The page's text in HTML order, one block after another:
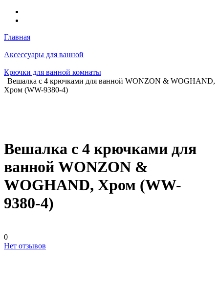
Главная
Аксессуары для ванной
Крючки для ванной комнаты
Вешалка с 4 крючками для ванной WONZON & WOGHAND,
Хром (WW-9380-4)
Вешалка с 4 крючками для
ванной WONZON &
WOGHAND, Хром (WW-
9380-4)
0
Нет отзывов